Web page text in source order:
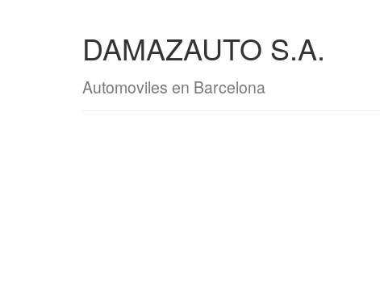
DAMAZAUTO S.A.
Automoviles en Barcelona